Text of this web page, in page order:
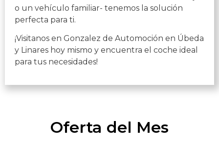
o un vehículo familiar- tenemos la solución
perfecta para ti.
¡Visitanos en Gonzalez de Automoción en Úbeda
y Linares hoy mismo y encuentra el coche ideal
para tus necesidades!
Oferta del Mes